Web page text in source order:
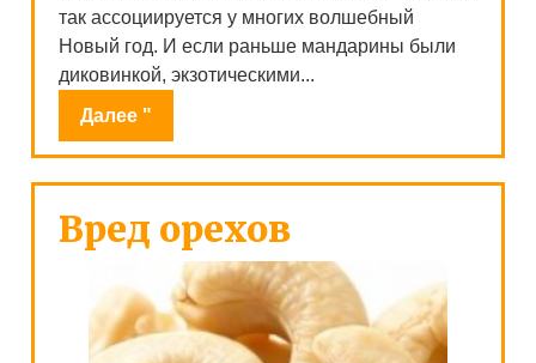
так ассоциируется у многих волшебный
Новый год. И если раньше мандарины были
диковинкой, экзотическими...
Далее "
Вред орехов